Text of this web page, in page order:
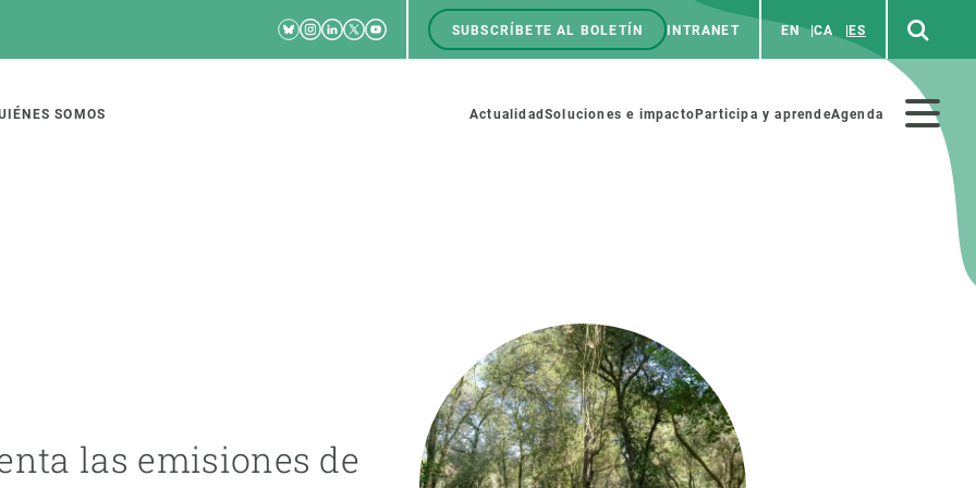
RRSS
Bluesky
Instagram
Linkedin
TwitterYoutube
Menú
top
SUBSCRÍBETE AL BOLETÍN INTRANET EN CA ES
SOMOS
Menú
Actualidad Soluciones e impacto Participa y aprendeAgenda
las emisiones de
de ecosistemas Política y gestión
ÚNETE A NOSOTROS
Bolsa de trabajo
Estrategia de Recursos Humanos
Oportunidades académicas
Pide tu MSCA-PF
Materiales educativos
COLABORA